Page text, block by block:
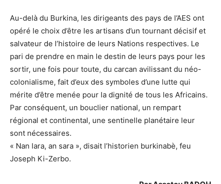
Au-delà du Burkina, les dirigeants des pays de l’AES ont
opéré le choix d’être les artisans d’un tournant décisif et
salvateur de l’histoire de leurs Nations respectives. Le
pari de prendre en main le destin de leurs pays pour les
sortir, une fois pour toute, du carcan avilissant du néo-
colonialisme, fait d’eux des symboles d’une lutte qui
mérite d’être menée pour la dignité de tous les Africains.
Par conséquent, un bouclier national, un rempart
régional et continental, une sentinelle planétaire leur
sont nécessaires.
« Nan lara, an sara », disait l’historien burkinabè, feu
Joseph Ki-Zerbo.